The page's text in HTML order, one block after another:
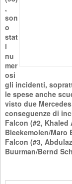
,
son
o
stat
i
nu
mer
osi
gli incidenti,
le spese anche
visto due
conseguenze di
Falcon (#2, Khaled
Bleekemolen/Maro
Falcon (#3,
Buurman/Bernd